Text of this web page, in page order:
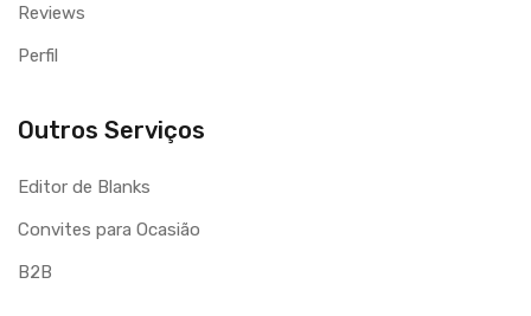
Reviews
Perfil
Outros Serviços
Editor de Blanks
Convites para Ocasião
B2B